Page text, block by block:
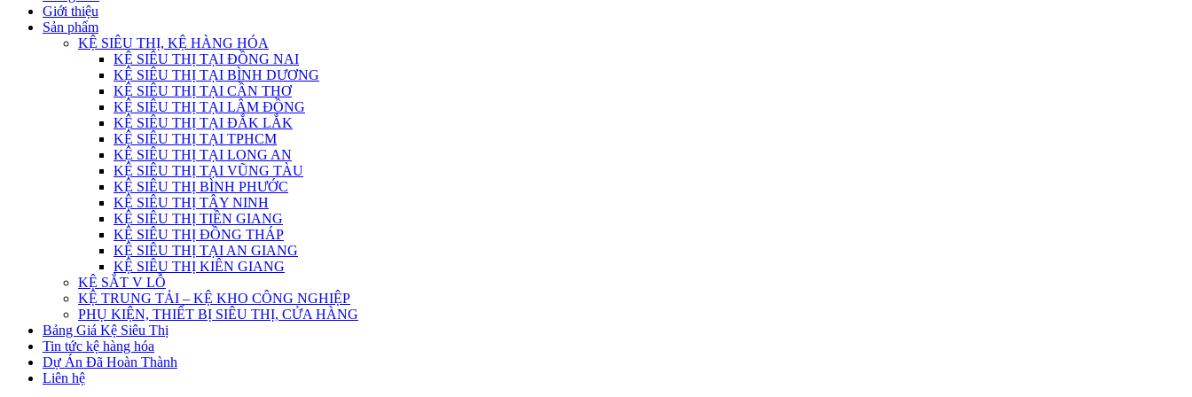
Giới thiệu
Sản phẩm
KỆ SIÊU THỊ, KỆ HÀNG HÓA
KỆ SIÊU THỊ TẠI ĐỒNG NAI
KỆ SIÊU THỊ TẠI BÌNH DƯƠNG
KỆ SIÊU THỊ TẠI CẦN THƠ
KỆ SIÊU THỊ TẠI LÂM ĐỒNG
KỆ SIÊU THỊ TẠI ĐẮK LẮK
KỆ SIÊU THỊ TẠI TPHCM
KỆ SIÊU THỊ TẠI LONG AN
KỆ SIÊU THỊ TẠI VŨNG TÀU
KỆ SIÊU THỊ BÌNH PHƯỚC
KỆ SIÊU THỊ TÂY NINH
KỆ SIÊU THỊ TIỀN GIANG
KỆ SIÊU THỊ ĐỒNG THÁP
KỆ SIÊU THỊ TẠI AN GIANG
KỆ SIÊU THỊ KIÊN GIANG
KỆ SẮT V LỖ
KỆ TRUNG TẢI – KỆ KHO CÔNG NGHIỆP
PHỤ KIỆN, THIẾT BỊ SIÊU THỊ, CỬA HÀNG
Bảng Giá Kệ Siêu Thị
Tin tức kệ hàng hóa
Dự Án Đã Hoàn Thành
Liên hệ